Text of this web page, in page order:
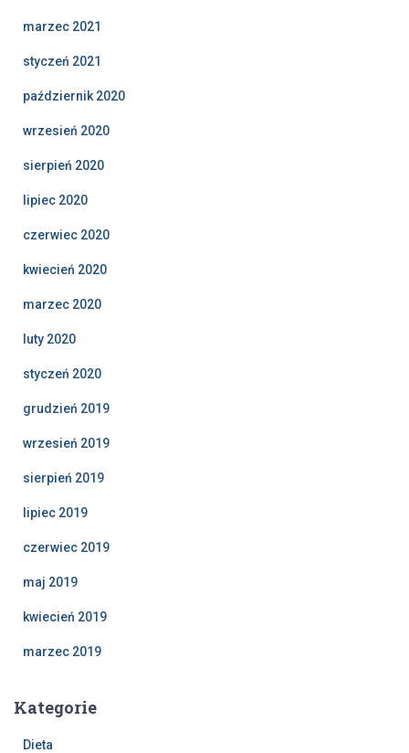
marzec 2021
styczeń 2021
październik 2020
wrzesień 2020
sierpień 2020
lipiec 2020
czerwiec 2020
kwiecień 2020
marzec 2020
luty 2020
styczeń 2020
grudzień 2019
wrzesień 2019
sierpień 2019
lipiec 2019
czerwiec 2019
maj 2019
kwiecień 2019
marzec 2019
Kategorie
Dieta